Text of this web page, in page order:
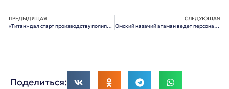
ПРЕДЫДУЩАЯ
«Титан» дал старт производству полипропилена
СЛЕДУЮЩАЯ
Омский казачий атаман ведет персональную войну с приставами
Поделиться: